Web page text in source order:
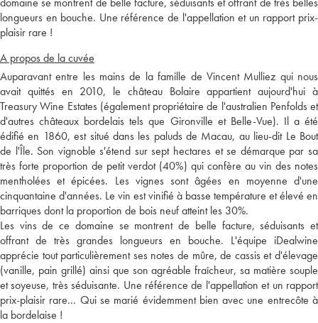
longueurs en bouche. Une référence de l'appellation et un rapport prix-
plaisir rare !
A propos de la cuvée
Auparavant entre les mains de la famille de Vincent Mulliez qui nous
avait quittés en 2010, le château Bolaire appartient aujourd'hui à
Treasury Wine Estates (également propriétaire de l'australien Penfolds et
d'autres châteaux bordelais tels que Gironville et Belle-Vue). Il a été
édifié en 1860, est situé dans les paluds de Macau, au lieu-dit Le Bout
de l'Île. Son vignoble s'étend sur sept hectares et se démarque par sa
très forte proportion de petit verdot (40%) qui confère au vin des notes
mentholées et épicées. Les vignes sont âgées en moyenne d'une
cinquantaine d'années. Le vin est vinifié à basse température et élevé en
barriques dont la proportion de bois neuf atteint les 30%.
Les vins de ce domaine se montrent de belle facture, séduisants et
offrant de très grandes longueurs en bouche. L'équipe iDealwine
apprécie tout particulièrement ses notes de mûre, de cassis et d'élevage
(vanille, pain grillé) ainsi que son agréable fraîcheur, sa matière souple
et soyeuse, très séduisante. Une référence de l'appellation et un rapport
prix-plaisir rare... Qui se marié évidemment bien avec une entrecôte à
la bordelaise !